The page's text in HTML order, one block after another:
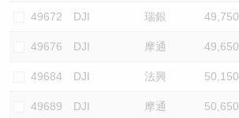
49672 DJI 瑞銀 49,750
49676 DJI 摩通 49,650
49684 DJI 法興 50,150
49689 DJI 摩通 50,650
牛熊證文件及公告
牛熊證文件及公告 (瑞信)
ADR
收市競價變化